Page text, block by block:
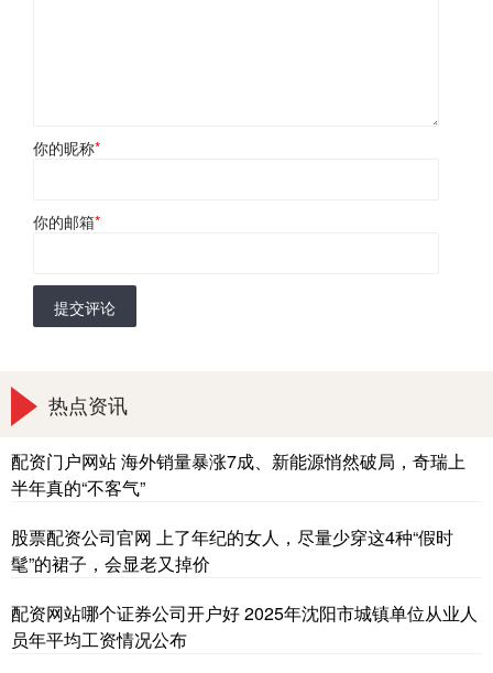
你的昵称*
你的邮箱*
提交评论
热点资讯
配资门户网站 海外销量暴涨7成、新能源悄然破局，奇瑞上
半年真的“不客气”
股票配资公司官网 上了年纪的女人，尽量少穿这4种“假时
髦”的裙子，会显老又掉价
配资网站哪个证券公司开户好 2025年沈阳市城镇单位从业人
员年平均工资情况公布